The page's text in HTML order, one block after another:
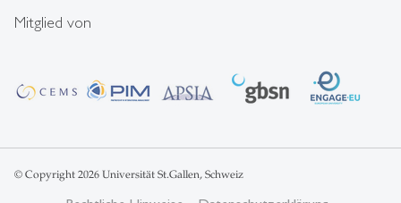
Mitglied von
© Copyright 2026 Universität St.Gallen, Schweiz